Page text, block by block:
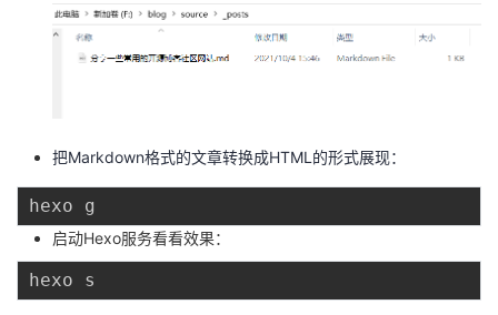
把Markdown格式的文章转换成HTML的形式展现：
启动Hexo服务看看效果：